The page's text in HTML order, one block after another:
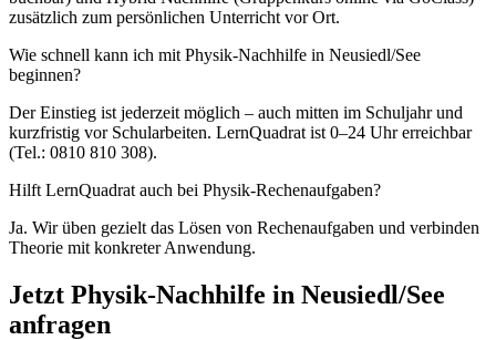
zusätzlich zum persönlichen Unterricht vor Ort.
Wie schnell kann ich mit Physik-Nachhilfe in Neusiedl/See
beginnen?
Der Einstieg ist jederzeit möglich – auch mitten im Schuljahr und
kurzfristig vor Schularbeiten. LernQuadrat ist 0–24 Uhr erreichbar
(Tel.: 0810 810 308).
Hilft LernQuadrat auch bei Physik-Rechenaufgaben?
Ja. Wir üben gezielt das Lösen von Rechenaufgaben und verbinden
Theorie mit konkreter Anwendung.
Jetzt Physik-Nachhilfe in Neusiedl/See
anfragen